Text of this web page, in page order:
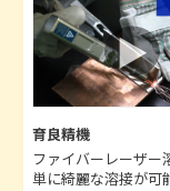
育良精機
ファイバーレーザー
単に綺麗な溶接が可